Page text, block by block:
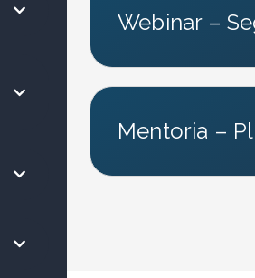
Webinar –
Mentoria –